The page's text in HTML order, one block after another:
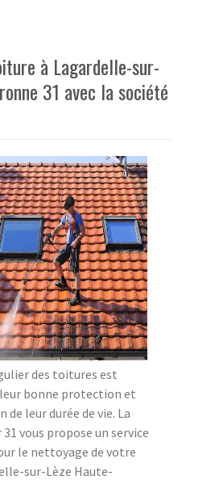
à Lagardelle-sur-
31 avec la société
des toitures est
bonne protection et
leur durée de vie. La
vous propose un service
le nettoyage de votre
sur-Lèze Haute-